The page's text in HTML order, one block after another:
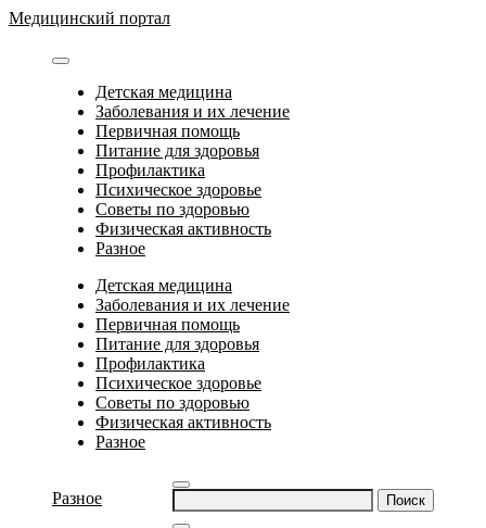
Перейти
содержимому
Медицинский портал
Детская медицина
Заболевания и их лечение
Первичная помощь
Питание для здоровья
Профилактика
Психическое здоровье
Советы по здоровью
Физическая активность
Разное
Детская медицина
Заболевания и их лечение
Первичная помощь
Питание для здоровья
Профилактика
Психическое здоровье
Советы по здоровью
Физическая активность
Разное
Найти:
Разное